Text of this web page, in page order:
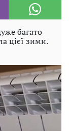
багато
цієї зими.